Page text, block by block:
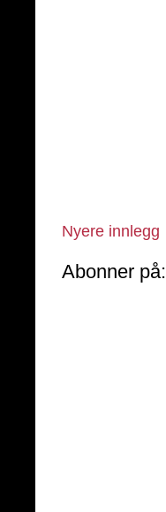
Nyere innlegg
Abonner på: